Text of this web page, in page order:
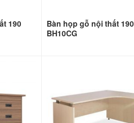
190
Bàn họp gỗ nội thất 190
BH10CG